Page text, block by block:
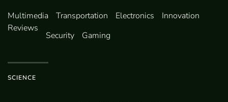
Multimedia Transportation Electronics
Innovation
Reviews
Security Gaming
SCIENCE